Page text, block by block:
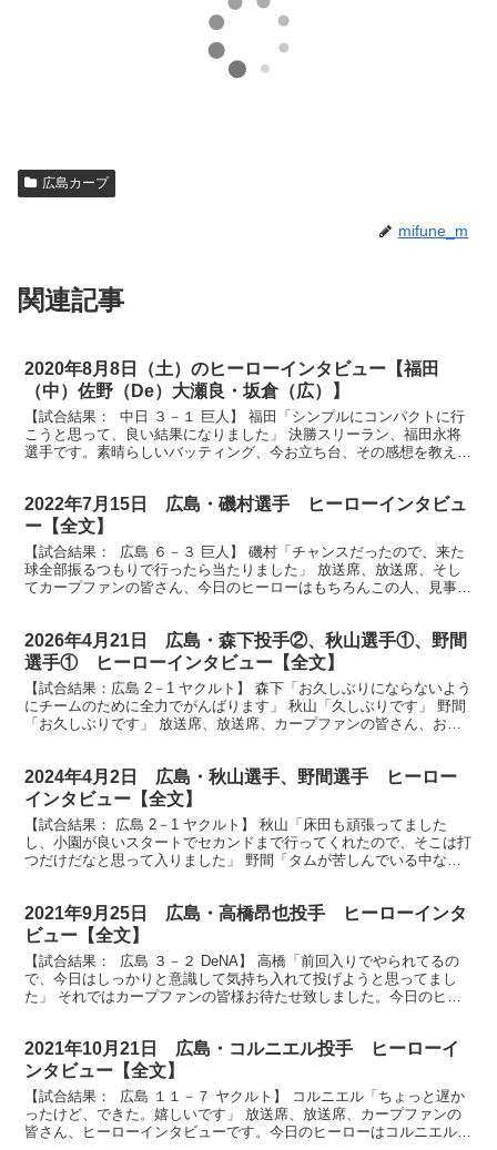
広島カープ
mifune_m
関連記事
2020年8月8日（土）のヒーローインタビュー【福田
（中）佐野（De）大瀬良・坂倉（広）】
【試合結果： 中日 ３－１ 巨人】 福田「シンプルにコンパクトに行
こうと思って、良い結果になりました」 決勝スリーラン、福田永将
選手です。素晴らしいバッティング、今お立ち台、その感想を教えて
2022年7月15日 広島・磯村選手 ヒーローインタビュ
ー【全文】
【試合結果： 広島 ６－３ 巨人】 磯村「チャンスだったので、来た
球全部振るつもりで行ったら当たりました」 放送席、放送席、そし
てカープファンの皆さん、今日のヒーローはもちろんこの人、見事な
2026年4月21日 広島・森下投手②、秋山選手①、野間
選手① ヒーローインタビュー【全文】
【試合結果：広島 2－1 ヤクルト】 森下「お久しぶりにならないよう
にチームのために全力でがんばります」 秋山「久しぶりです」 野間
「お久しぶりです」 放送席、放送席、カープファンの皆さん、お待
2024年4月2日 広島・秋山選手、野間選手 ヒーロー
インタビュー【全文】
【試合結果： 広島 2－1 ヤクルト】 秋山「床田も頑張ってました
し、小園が良いスタートでセカンドまで行ってくれたので、そこは打
つだけだなと思って入りました」 野間「タムが苦しんでいる中なん
2021年9月25日 広島・高橋昂也投手 ヒーローインタ
ビュー【全文】
【試合結果： 広島 ３－２ DeNA】 高橋「前回入りでやられてるの
で、今日はしっかりと意識して気持ち入れて投げようと思ってまし
た」 それではカープファンの皆様お待たせ致しました。今日のヒー
2021年10月21日 広島・コルニエル投手 ヒーローイ
ンタビュー【全文】
【試合結果： 広島 １１－７ ヤクルト】 コルニエル「ちょっと遅か
ったけど、できた。嬉しいです」 放送席、放送席、カープファンの
皆さん、ヒーローインタビューです。今日のヒーローはコルニエル投